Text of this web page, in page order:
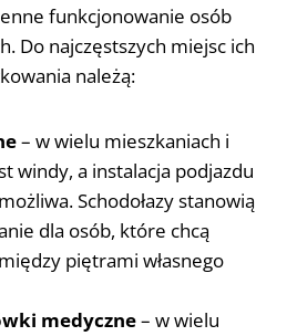
funkcjonowanie osób
Do najczęstszych miejsc ich
należą:
– w wielu mieszkaniach i
windy, a instalacja podjazdu
Schodołazy stanowią
dla osób, które chcą
piętrami własnego
medyczne– w wielu